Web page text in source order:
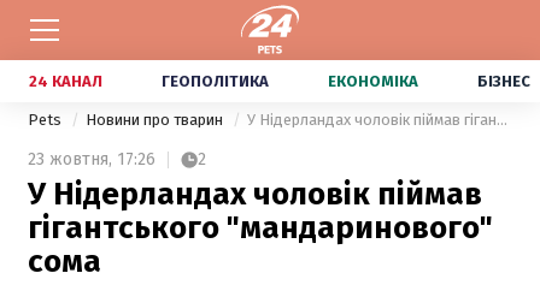
24 КАНАЛ ГЕОПОЛІТИКА ЕКОНОМІКА БІЗНЕС
Pets Новини про тварин У Нідерландах чоловік піймав гігантського "мандаринового" сома
23 жовтня, 17:26 2
У Нідерландах чоловік піймав
гігантського "мандаринового"
сома